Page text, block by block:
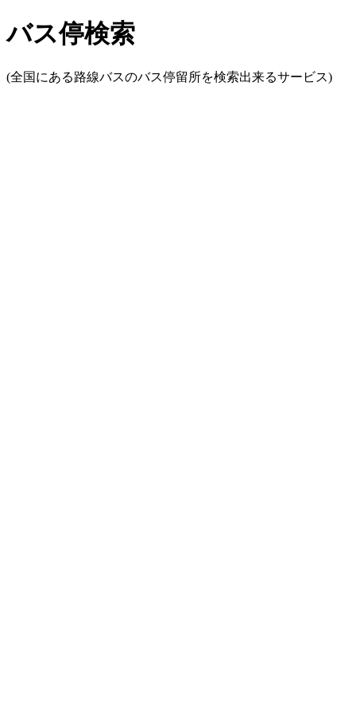
バス停検索
(全国にある路線バスのバス停留所を検索出来るサービス)